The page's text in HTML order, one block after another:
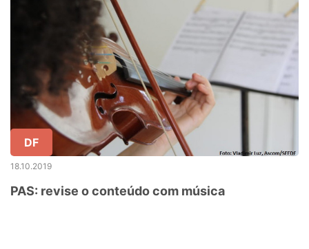
DF
18.10.2019
PAS: revise o conteúdo com música